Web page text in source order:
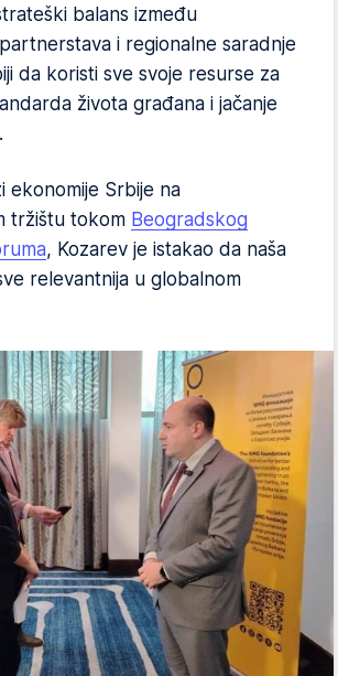
balans između
i regionalne saradnje
da koristi sve svoje resurse za
života građana i jačanje
ekonomije Srbije na
tržištu tokom Beogradskog
, Kozarev je istakao da naša
relevantnija u globalnom